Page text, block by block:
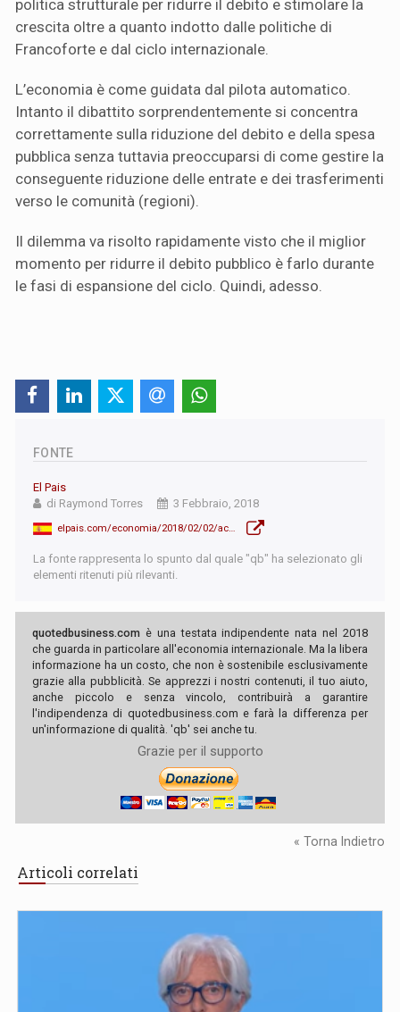
politica strutturale per ridurre il debito e stimolare la
crescita oltre a quanto indotto dalle politiche di
Francoforte e dal ciclo internazionale.
L’economia è come guidata dal pilota automatico.
Intanto il dibattito sorprendentemente si concentra
correttamente sulla riduzione del debito e della spesa
pubblica senza tuttavia preoccuparsi di come gestire la
conseguente riduzione delle entrate e dei trasferimenti
verso le comunità (regioni).
Il dilemma va risolto rapidamente visto che il miglior
momento per ridurre il debito pubblico è farlo durante
le fasi di espansione del ciclo. Quindi, adesso.
FONTE
El Pais
di Raymond Torres
3 Febbraio, 2018
elpais.com/economia/2018/02/02/actualidad/1517589101_929529.html
La fonte rappresenta lo spunto dal quale "qb" ha selezionato gli
elementi ritenuti più rilevanti.
quotedbusiness.com è una testata indipendente nata nel 2018
che guarda in particolare all'economia internazionale. Ma la libera
informazione ha un costo, che non è sostenibile esclusivamente
grazie alla pubblicità. Se apprezzi i nostri contenuti, il tuo aiuto,
anche piccolo e senza vincolo, contribuirà a garantire
l'indipendenza di quotedbusiness.com e farà la differenza per
un'informazione di qualità. 'qb' sei anche tu.
Grazie per il supporto
« Torna Indietro
Articoli correlati